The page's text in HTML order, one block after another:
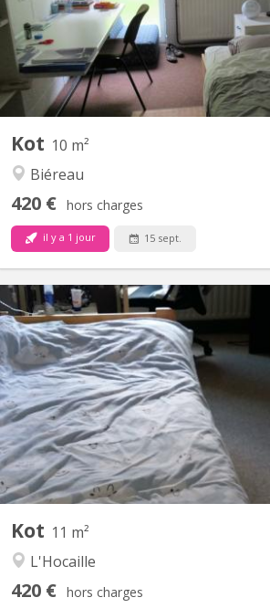
Kot 10 m²
Biéreau
420 € hors charges
il y a 1 jour 15 sept.
Kot 11 m²
L'Hocaille
420 € hors charges
Chambre avec lavabo , 11 m2 dans
chambres partagées sur 2 niveaux un